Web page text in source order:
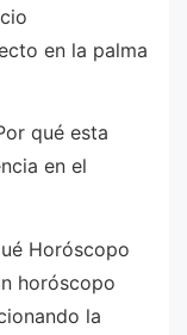
en la palma
qué esta
en el
Horóscopo
horóscopo
la